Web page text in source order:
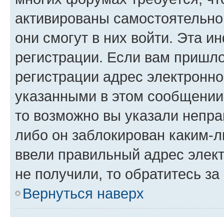
активированы
они смогут в них войти. Эта
регистрации. Если вам
регистрации адрес
указанными в этом
то возможно вы указали
либо он заблокирован
ввели правильный адрес
не получили, то обратитесь
Вернуться наверх